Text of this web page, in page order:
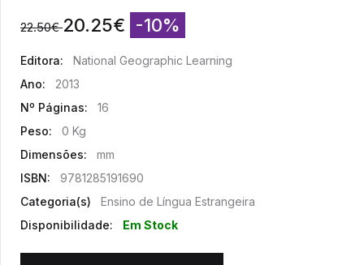
22.50€ 20.25€ -10%
Editora:
National Geographic Learning
Ano:
2013
Nº Páginas:
16
Peso:
0 Kg
Dimensões:
mm
ISBN:
9781285191690
Categoria(s)
Ensino de Língua Estrangeira
Disponibilidade:
Em Stock